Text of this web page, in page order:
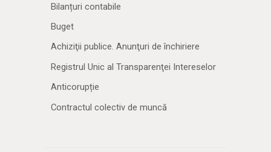
Bilanțuri contabile
Buget
Achiziţii publice. Anunţuri de închiriere
Registrul Unic al Transparenţei Intereselor
Anticorupție
Contractul colectiv de muncă